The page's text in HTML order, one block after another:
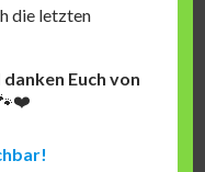
die letzten
Euch von